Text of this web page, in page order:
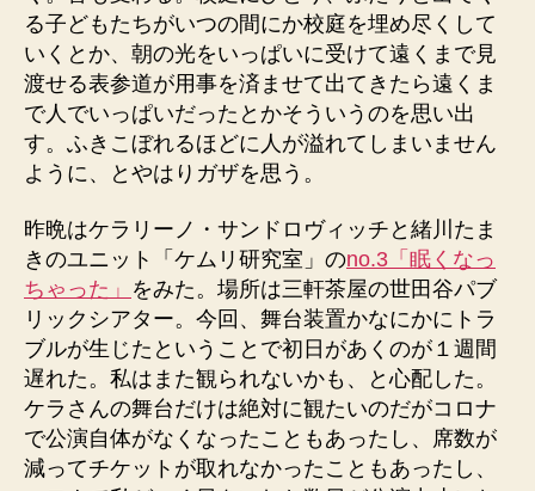
る子どもたちがいつの間にか校庭を埋め尽くして
いくとか、朝の光をいっぱいに受けて遠くまで見
渡せる表参道が用事を済ませて出てきたら遠くま
で人でいっぱいだったとかそういうのを思い出
す。ふきこぼれるほどに人が溢れてしまいません
ように、とやはりガザを思う。
昨晩はケラリーノ・サンドロヴィッチと緒川たま
きのユニット「ケムリ研究室」のno.3「眠くなっ
ちゃった」 をみた。場所は三軒茶屋の世田谷パブ
リックシアター。今回、舞台装置かなにかにトラ
ブルが生じたということで初日があくのが１週間
遅れた。私はまた観られないかも、と心配した。
ケラさんの舞台だけは絶対に観たいのだがコロナ
で公演自体がなくなったこともあったし、席数が
減ってチケットが取れなかったこともあったし、